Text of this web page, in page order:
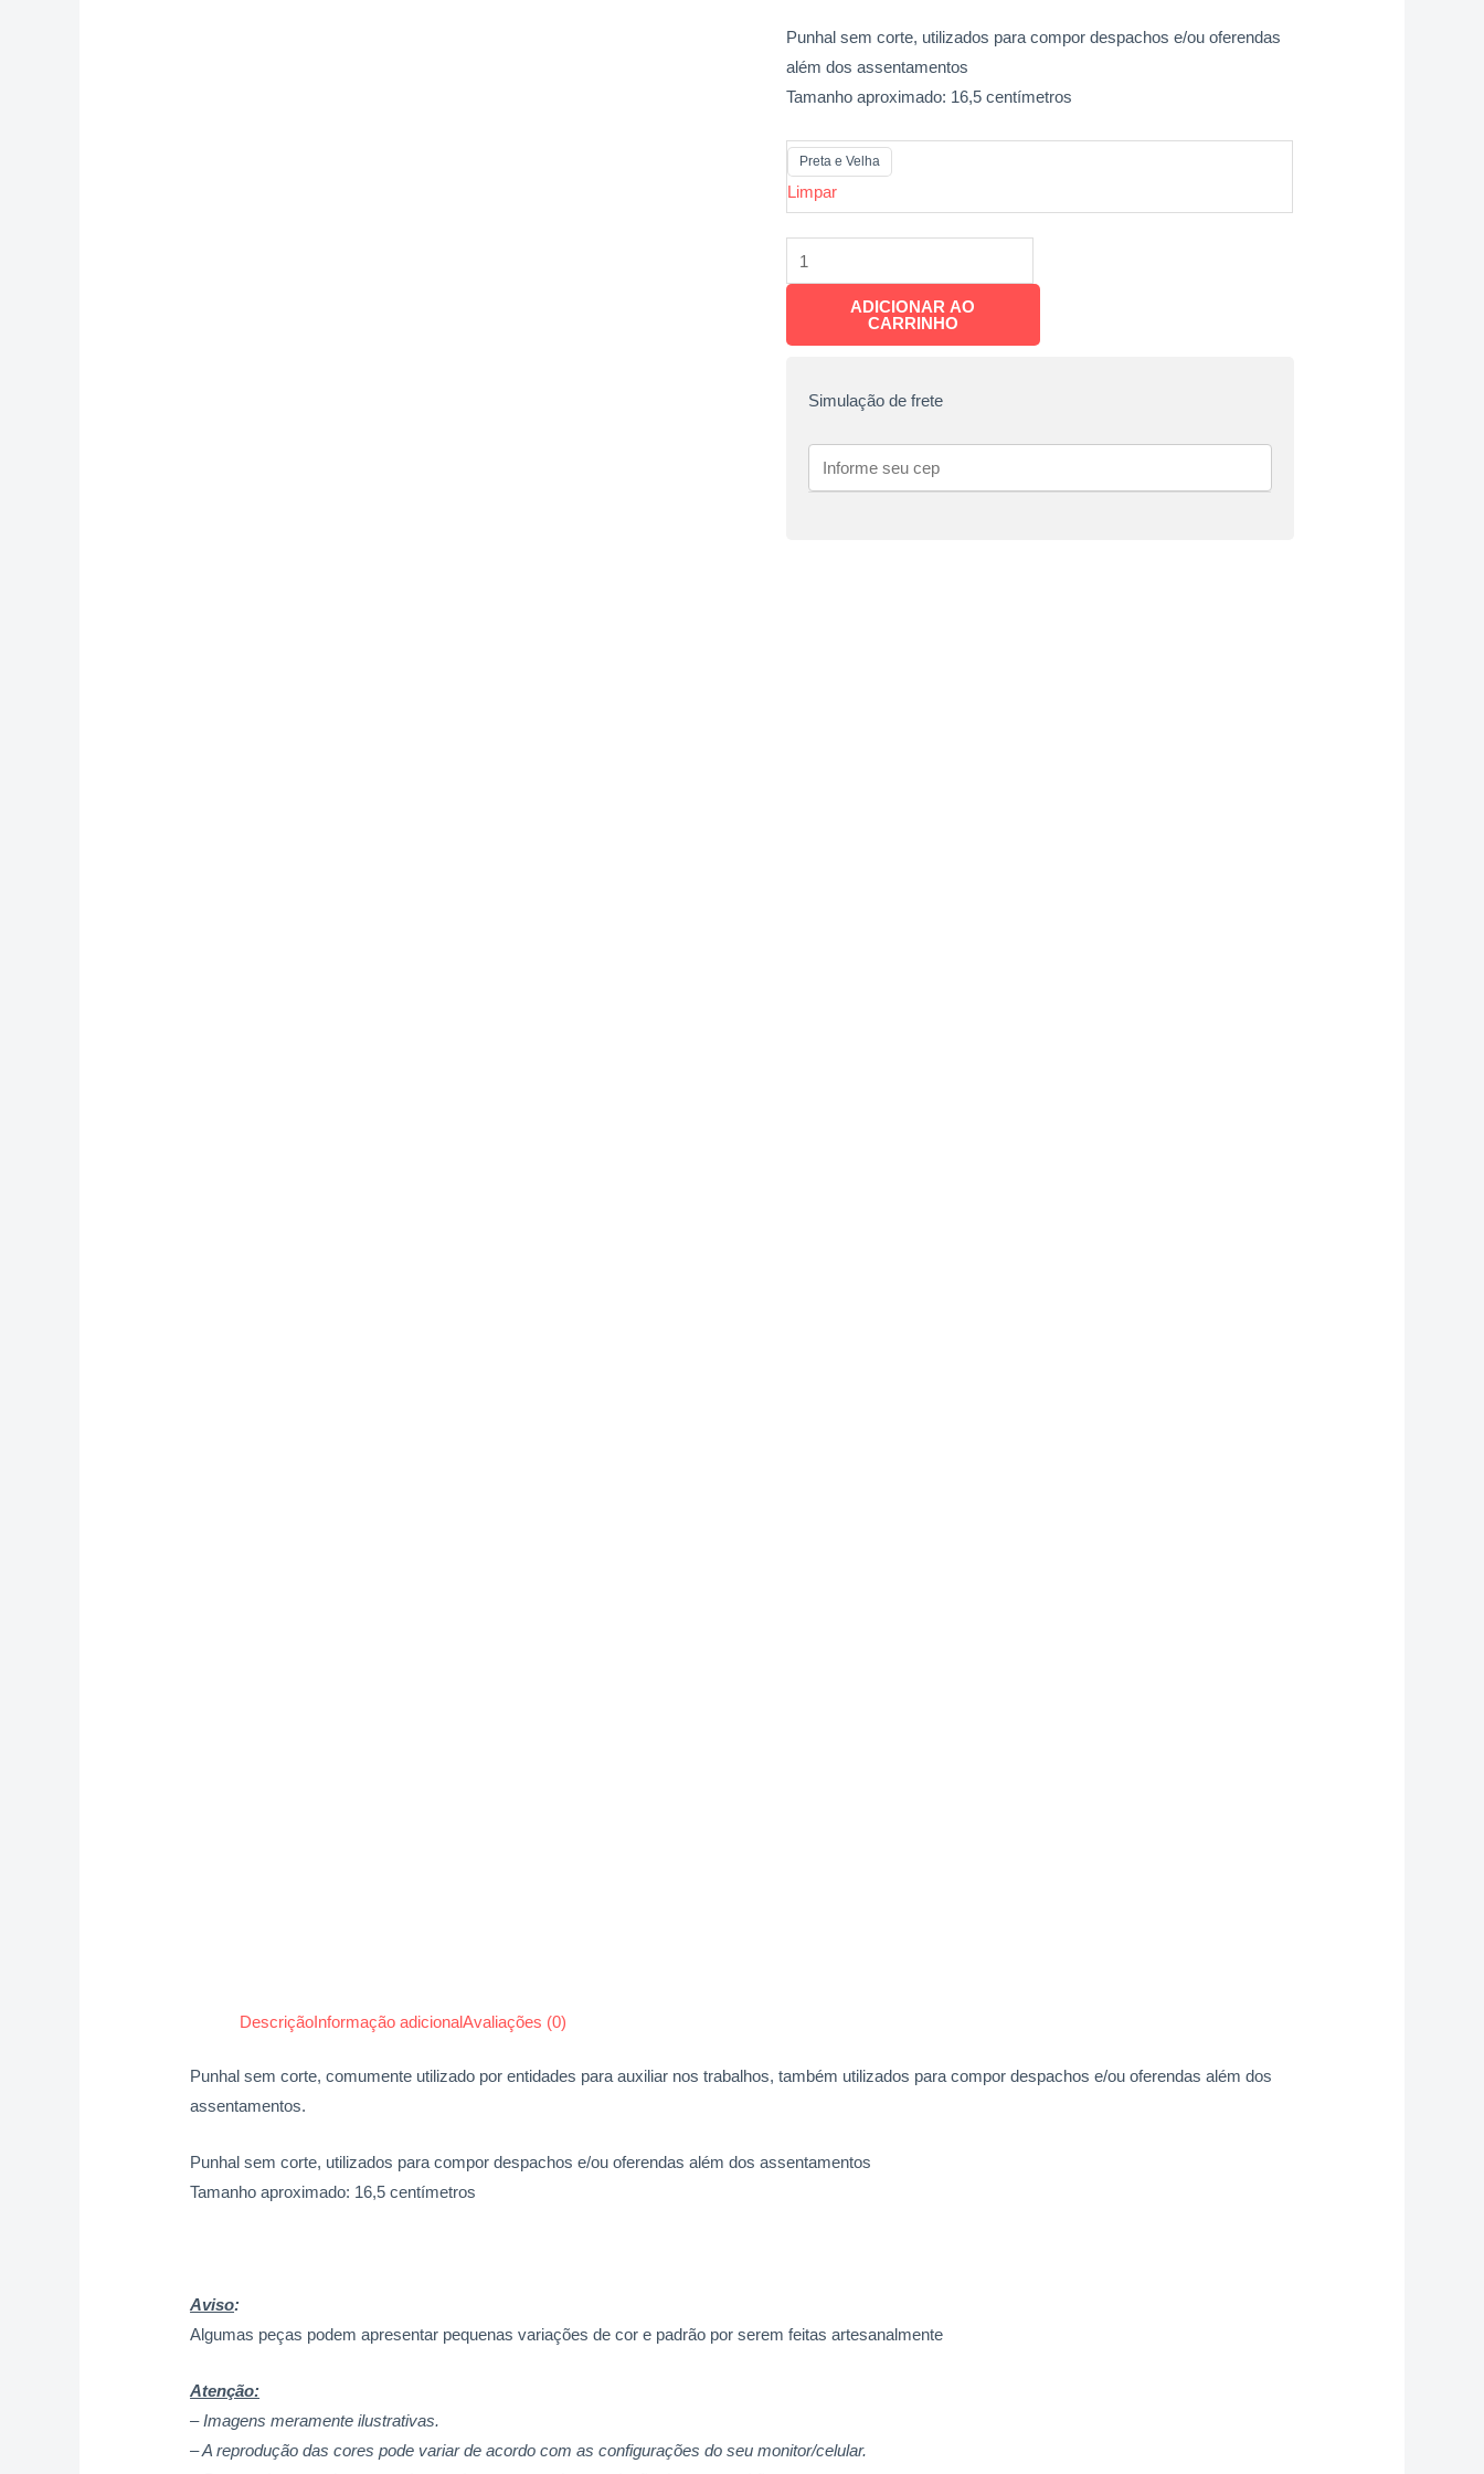
Punhal sem corte, utilizados para compor despachos e/ou oferendas
além dos assentamentos
Tamanho aproximado: 16,5 centímetros
Preta e Velha
Limpar
ADICIONAR AO
CARRINHO
Simulação de frete
DescriçãoInformação adicionalAvaliações (0)
Punhal sem corte, comumente utilizado por entidades para auxiliar nos trabalhos, também utilizados para compor despachos e/ou oferendas além dos
assentamentos.
Punhal sem corte, utilizados para compor despachos e/ou oferendas além dos assentamentos
Tamanho aproximado: 16,5 centímetros
Aviso:
Algumas peças podem apresentar pequenas variações de cor e padrão por serem feitas artesanalmente
Atenção:
– Imagens meramente ilustrativas.
– A reprodução das cores pode variar de acordo com as configurações do seu monitor/celular.